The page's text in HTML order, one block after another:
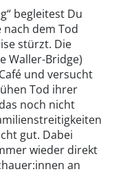
begleitest Du
dem Tod
stürzt. Die
Waller-Bridge)
und versucht
Tod ihrer
noch nicht
gut. Dabei
wieder direkt
an